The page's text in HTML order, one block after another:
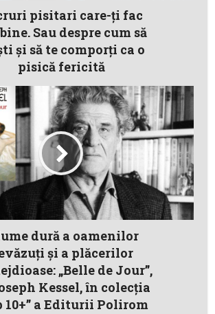
pisitari care-ţi fac
Sau despre cum să
şi să te comporţi ca o
pisică fericită
dură a oamenilor
şi a plăcerilor
„Belle de Jour”,
Kessel, în colecția
10+” a Editurii Polirom